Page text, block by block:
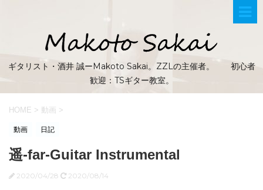
ギタリスト・酒井 誠ーMakoto Sakai。ZZLの主催者。 初心者
歓迎：TSギター教室。
HOME > 動画 >
動画 日記
遥-far-Guitar Instrumental
2020/04/28 2020/08/14